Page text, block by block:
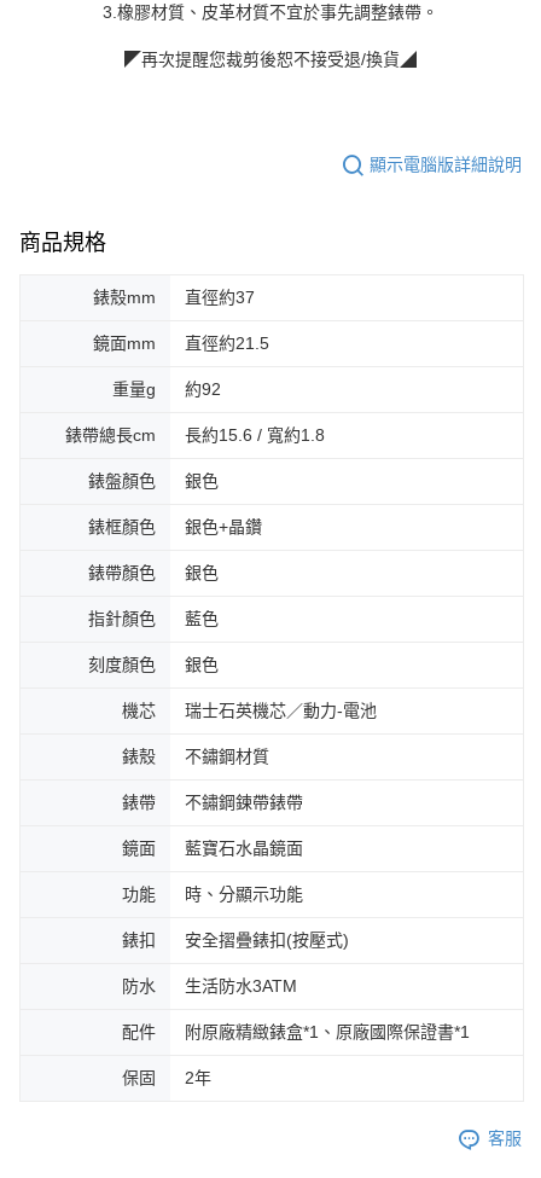
3.橡膠材質、皮革材質不宜於事先調整錶帶。
◤再次提醒您裁剪後恕不接受退/換貨◢
顯示電腦版詳細說明
商品規格
錶殼mm 直徑約37
鏡面mm 直徑約21.5
重量g 約92
錶帶總長cm 長約15.6 / 寬約1.8
錶盤顏色 銀色
錶框顏色 銀色+晶鑽
錶帶顏色 銀色
指針顏色 藍色
刻度顏色 銀色
機芯 瑞士石英機芯／動力-電池
錶殼 不鏽鋼材質
錶帶 不鏽鋼鍊帶錶帶
鏡面 藍寶石水晶鏡面
功能 時、分顯示功能
錶扣 安全摺疊錶扣(按壓式)
防水 生活防水3ATM
配件 附原廠精緻錶盒*1、原廠國際保證書*1
保固 2年
客服